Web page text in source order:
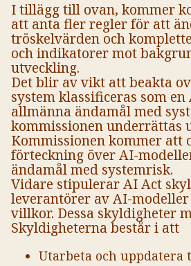
I tillägg till ovan, kommer
att anta fler regler för att
tröskelvärden och
och indikatorer mot
utveckling.
Det blir av vikt att beakta
system klassificeras som
allmänna ändamål med
kommissionen underrättas
Kommissionen kommer att
förteckning över AI-
ändamål med systemrisk.
Vidare stipulerar AI Act
leverantörer av AI-
villkor. Dessa skyldigheter
Skyldigheterna består i att
Utarbeta och uppdatera